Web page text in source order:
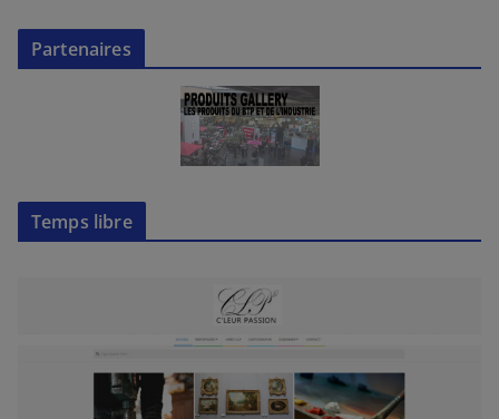
Partenaires
Temps libre